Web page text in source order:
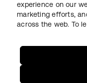
法務プライバシーポリシ
experience on our
marketing efforts,
across the web. To